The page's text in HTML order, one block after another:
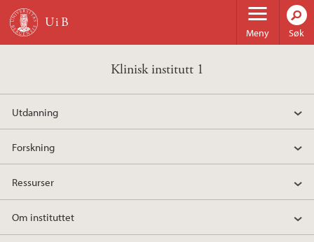
Hopp til hovedinnhold
Meny Søk
Klinisk institutt 1
Utdanning
Forskning
Ressurser
Om instituttet